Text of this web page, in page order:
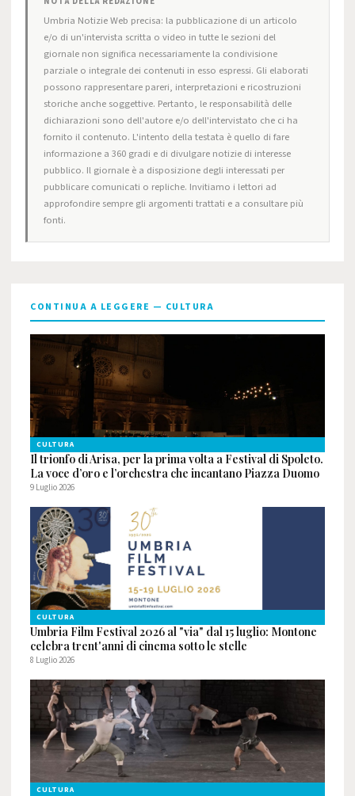
Umbria Notizie Web precisa: la pubblicazione di un articolo
e/o di un'intervista scritta o video in tutte le sezioni del
giornale non significa necessariamente la condivisione
parziale o integrale dei contenuti in esso espressi. Gli elaborati
possono rappresentare pareri, interpretazioni e ricostruzioni
storiche anche soggettive. Pertanto, le responsabilità delle
dichiarazioni sono dell'autore e/o dell'intervistato che ci ha
fornito il contenuto. L'intento della testata è quello di fare
informazione a 360 gradi e di divulgare notizie di interesse
pubblico. Il giornale è a disposizione degli interessati per
pubblicare comunicati o repliche. Invitiamo i lettori ad
approfondire sempre gli argomenti trattati e a consultare più
fonti.
CONTINUA A LEGGERE — CULTURA
CULTURA
Il trionfo di Arisa, per la prima volta a Festival di Spoleto.
La voce d’oro e l’orchestra che incantano Piazza Duomo
9 Luglio 2026
CULTURA
Umbria Film Festival 2026 al "via" dal 15 luglio: Montone
celebra trent'anni di cinema sotto le stelle
8 Luglio 2026
CULTURA